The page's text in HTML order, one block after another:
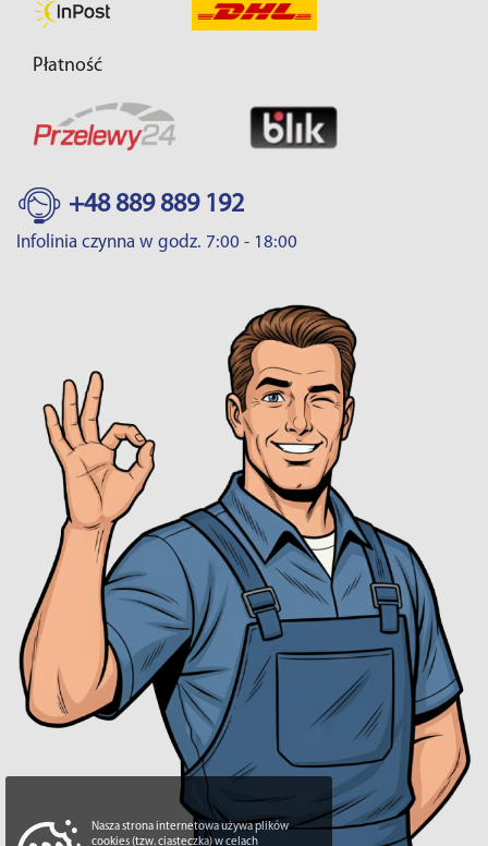
Płatność
+48 889 889 192
Infolinia czynna w godz. 7:00 - 18:00
Nasza strona internetowa używa plików
cookies (tzw. ciasteczka) w celach